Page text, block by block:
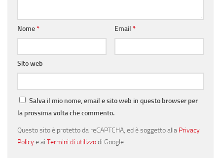
Nome* Email *
Sito web
Salva il mio nome, email e sito web in questo browser per
la prossima volta che commento.
Questo sito è protetto da reCAPTCHA, ed è soggetto alla Privacy
Policye ai Termini di utilizzodi Google.